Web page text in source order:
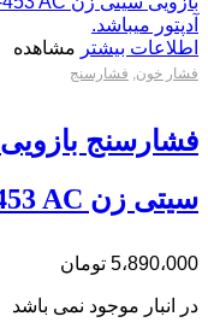
اطلاعات بیشتر مشاهده
فشار خون فشارسنج
فشارسنج بازویی
سیتی زن CH-453 AC
5،890،000 تومان
در انبار موجود نمی باشد